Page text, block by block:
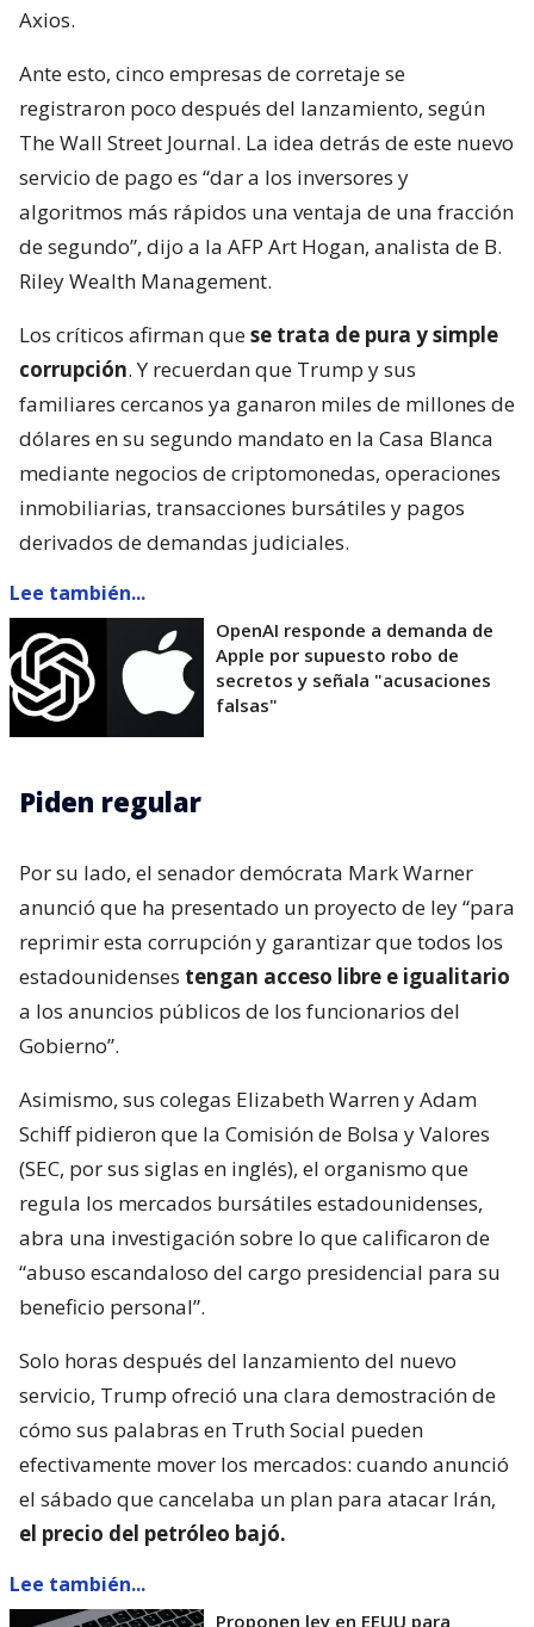
Axios.
Ante esto, cinco empresas de corretaje se
registraron poco después del lanzamiento, según
The Wall Street Journal. La idea detrás de este nuevo
servicio de pago es “dar a los inversores y
algoritmos más rápidos una ventaja de una fracción
de segundo”, dijo a la AFP Art Hogan, analista de B.
Riley Wealth Management.
Los críticos afirman quese trata de pura y simple
corrupción. Y recuerdan que Trump y sus
familiares cercanos ya ganaron miles de millones de
dólares en su segundo mandato en la Casa Blanca
mediante negocios de criptomonedas, operaciones
inmobiliarias, transacciones bursátiles y pagos
derivados de demandas judiciales.
Lee también...
OpenAI responde a demanda de
Apple por supuesto robo de
secretos y señala "acusaciones
falsas"
Piden regular
Por su lado, el senador demócrata Mark Warner
anunció que ha presentado un proyecto de ley “para
reprimir esta corrupción y garantizar que todos los
estadounidenses tengan acceso libre e igualitario
a los anuncios públicos de los funcionarios del
Gobierno”.
Asimismo, sus colegas Elizabeth Warren y Adam
Schiff pidieron que la Comisión de Bolsa y Valores
(SEC, por sus siglas en inglés), el organismo que
regula los mercados bursátiles estadounidenses,
abra una investigación sobre lo que calificaron de
“abuso escandaloso del cargo presidencial para su
beneficio personal”.
Solo horas después del lanzamiento del nuevo
servicio, Trump ofreció una clara demostración de
cómo sus palabras en Truth Social pueden
efectivamente mover los mercados: cuando anunció
el sábado que cancelaba un plan para atacar Irán,
el precio del petróleo bajó.
Lee también...
Proponen ley en EEUU para